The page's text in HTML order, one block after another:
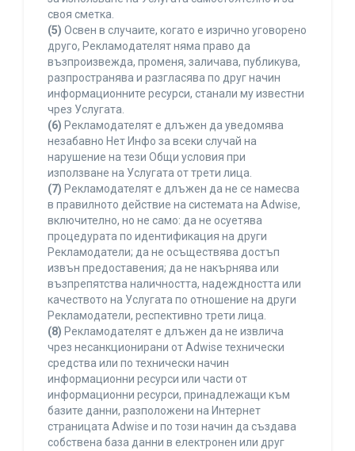
своя сметка.
(5) Освен в случаите, когато е изрично уговорено
друго, Рекламодателят няма право да
възпроизвежда, променя, заличава, публикува,
разпространява и разгласява по друг начин
информационните ресурси, станали му известни
чрез Услугата.
(6) Рекламодателят е длъжен да уведомява
незабавно Нет Инфо за всеки случай на
нарушение на тези Общи условия при
използване на Услугата от трети лица.
(7) Рекламодателят е длъжен да не се намесва
в правилното действие на системата на Adwise,
включително, но не само: да не осуетява
процедурата по идентификация на други
Рекламодатели; да не осъществява достъп
извън предоставения; да не накърнява или
възпрепятства наличността, надеждността или
качеството на Услугата по отношение на други
Рекламодатели, респективно трети лица.
(8) Рекламодателят е длъжен да не извлича
чрез несанкционирани от Adwise технически
средства или по технически начин
информационни ресурси или части от
информационни ресурси, принадлежащи към
базите данни, разположени на Интернет
страницата Adwise и по този начин да създава
собствена база данни в електронен или друг